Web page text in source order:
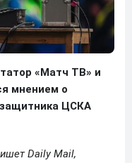
«Матч ТВ» и
мнением о
ЦСКА
Daily Mail,